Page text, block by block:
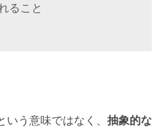
ること
う意味ではなく、 抽象的な